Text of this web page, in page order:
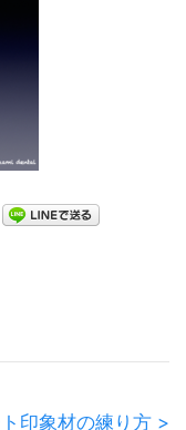
印象材の練り方 >